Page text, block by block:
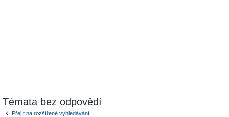
Témata bez odpovědí
Přejít na rozšířené vyhledávání